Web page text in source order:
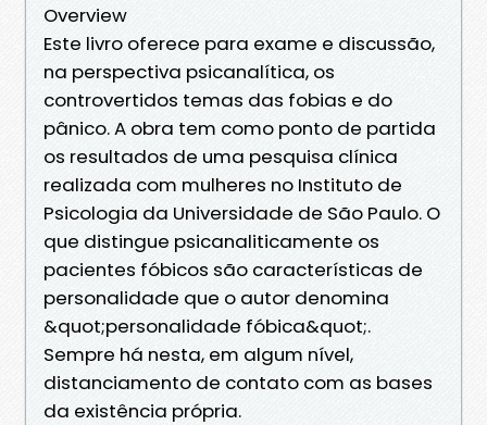
Overview
Este livro oferece para exame e discussão,
na perspectiva psicanalítica, os
controvertidos temas das fobias e do
pânico. A obra tem como ponto de partida
os resultados de uma pesquisa clínica
realizada com mulheres no Instituto de
Psicologia da Universidade de São Paulo. O
que distingue psicanaliticamente os
pacientes fóbicos são características de
personalidade que o autor denomina
&quot;personalidade fóbica&quot;.
Sempre há nesta, em algum nível,
distanciamento de contato com as bases
da existência própria.